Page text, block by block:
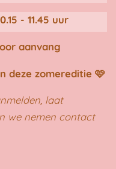
- 11.45 uur
aanvang
deze zomereditie 🩷
laat
we nemen contact